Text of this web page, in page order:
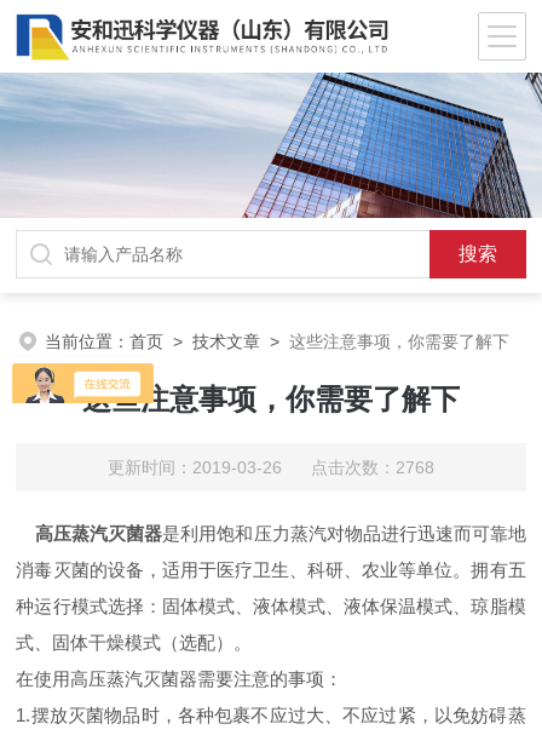
当前位置：首页 >技术文章 >这些注意事项，你需要了解下
这些注意事项，你需要了解下
更新时间：2019-03-26 点击次数：2768
高压蒸汽灭菌器是利用饱和压力蒸汽对物品进行迅速而可靠地
消毒灭菌的设备，适用于医疗卫生、科研、农业等单位。拥有五
种运行模式选择：固体模式、液体模式、液体保温模式、琼脂模
式、固体干燥模式（选配）。
在使用高压蒸汽灭菌器需要注意的事项：
1.摆放灭菌物品时，各种包裹不应过大、不应过紧，以免妨碍蒸